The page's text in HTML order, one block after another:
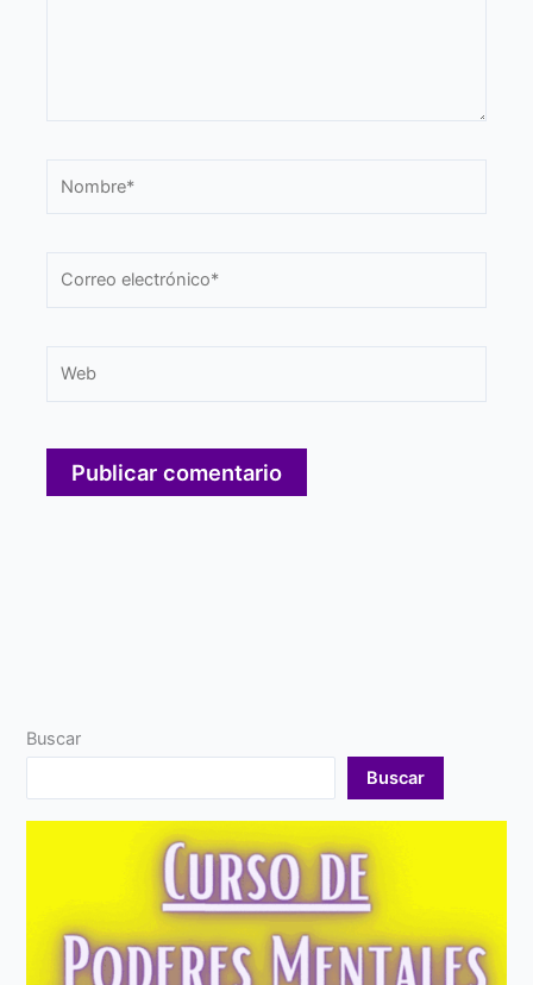
electrónico*
Buscar
Buscar